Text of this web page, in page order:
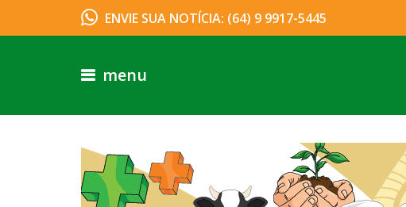
ENVIE SUA NOTÍCIA: (64) 9 9917-5445
menu